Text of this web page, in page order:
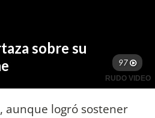
aunque logró sostener